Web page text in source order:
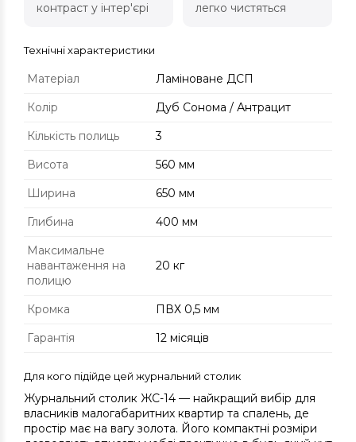
контраст у інтер'єрі
легко чистяться
Технічні характеристики
Матеріал
Ламіноване ДСП
Колір
Дуб Сонома / Антрацит
Кількість полиць
3
Висота
560 мм
Ширина
650 мм
Глибина
400 мм
Максимальне
навантаження на
полицю
20 кг
Кромка
ПВХ 0,5 мм
Гарантія
12 місяців
Для кого підійде цей журнальний столик
Журнальний столик ЖС-14 — найкращий вибір для
власників малогабаритних квартир та спалень, де
простір має на вагу золота. Його компактні розміри